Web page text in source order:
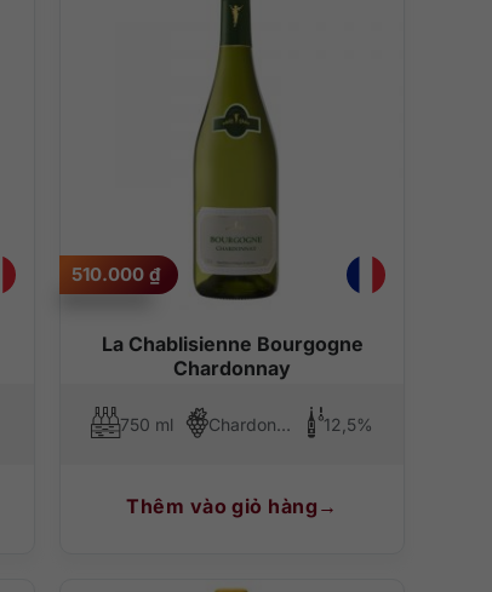
La Chablisienne Bourgogne
Chardonnay
510.000 ₫
750 ml Chardonnay 12,5%
Thêm vào giỏ hàng